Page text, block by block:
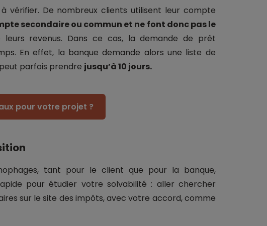
vérifier. De nombreux clients utilisent leur compte
secondaire ou commun et ne font donc pas le
leurs revenus. Dans ce cas, la demande de prêt
En effet, la banque demande alors une liste de
parfois prendre jusqu’à 10 jours.
pour votre projet ?
tant pour le client que pour la banque,
pour étudier votre solvabilité : aller chercher
sur le site des impôts, avec votre accord, comme